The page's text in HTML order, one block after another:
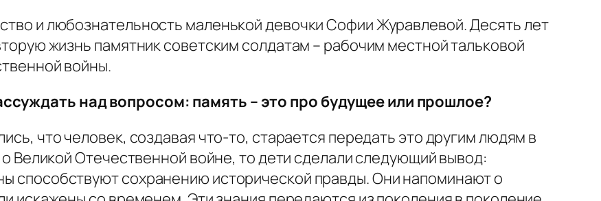
и любознательность маленькой девочки Софии Журавлевой. Десять лет
жизнь памятник советским солдатам – рабочим местной тальковой
войны.
над вопросом: память – это про будущее или прошлое?
что человек, создавая что-то, старается передать это другим людям в
Великой Отечественной войне, то дети сделали следующий вывод:
способствуют сохранению исторической правды. Они напоминают о